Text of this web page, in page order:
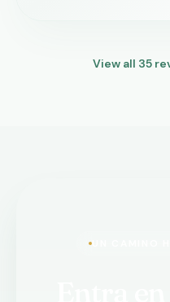
View all 35